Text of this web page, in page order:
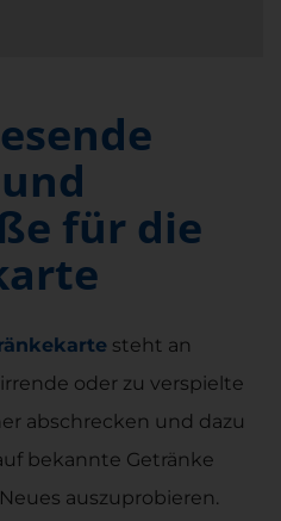
für die
steht an
oder zu verspielte
abschrecken und dazu
bekannte Getränke
auszuprobieren.